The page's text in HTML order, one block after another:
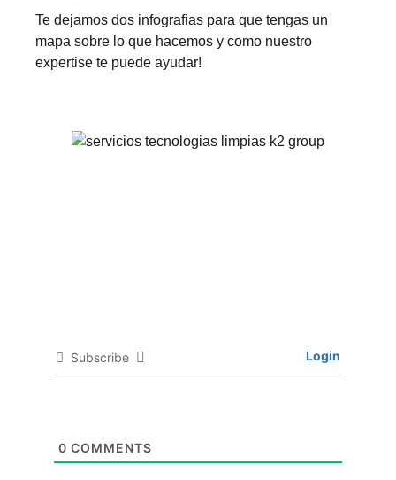
Te dejamos dos infografias para que tengas un
mapa sobre lo que hacemos y como nuestro
expertise te puede ayudar!
Subscribe Login
0 COMMENTS